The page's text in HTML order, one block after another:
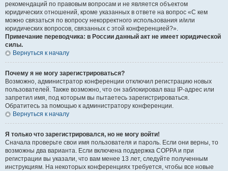
рекомендаций по правовым вопросам и не является объектом
юридических отношений, кроме указанных в ответе на вопрос «С кем
можно связаться по вопросу некорректного использования и/или
юридических вопросов, связанных с этой конференцией?».
Примечание переводчика: в России данный акт не имеет юридической
силы.
Вернуться к началу
Почему я не могу зарегистрироваться?
Возможно, администратор конференции отключил регистрацию новых
пользователей. Также возможно, что он заблокировал ваш IP-адрес или
запретил имя, под которым вы пытаетесь зарегистрироваться.
Обратитесь за помощью к администратору конференции.
Вернуться к началу
Я только что зарегистрировался, но не могу войти!
Сначала проверьте свои имя пользователя и пароль. Если они верны, то
возможны два варианта. Если включена поддержка COPPA и при
регистрации вы указали, что вам менее 13 лет, следуйте полученным
инструкциям. На некоторых конференциях требуется, чтобы все новые